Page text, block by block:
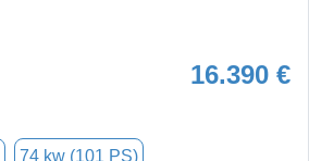
16.390 €
74 kw (101 PS)